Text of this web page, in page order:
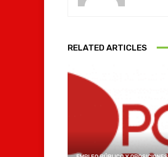
RELATED ARTICLES